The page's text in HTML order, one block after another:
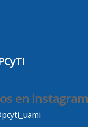
en Instagram